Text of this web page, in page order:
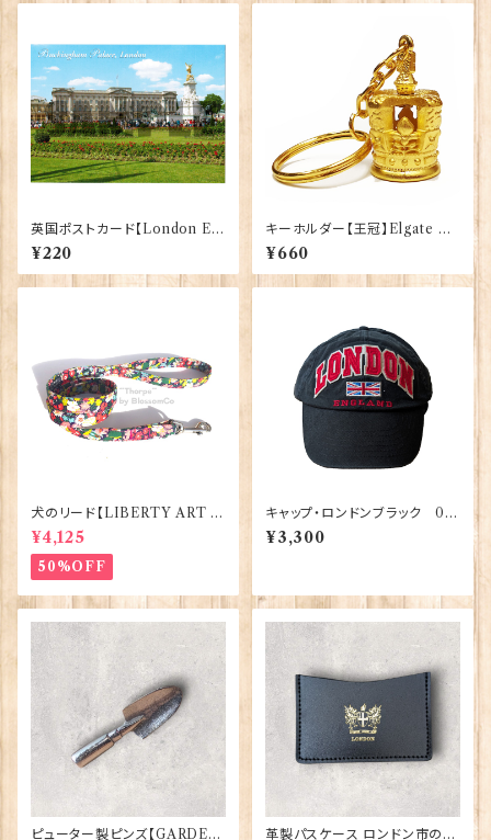
英国ポストカード【London E】
J.Salmon 90083-042
¥220
キーホルダー【王冠】Elgate Pr
oducts 90021-F（64832）
¥660
犬のリード【LIBERTY ART F
ABRIC=Thorpe】BlossomC
o 90294
¥4,125
50%OFF
キャップ・ロンドンブラック 00
195
¥3,300
ピューター製ピンズ【GARDEN
革製パスケース ロンドン市の紋